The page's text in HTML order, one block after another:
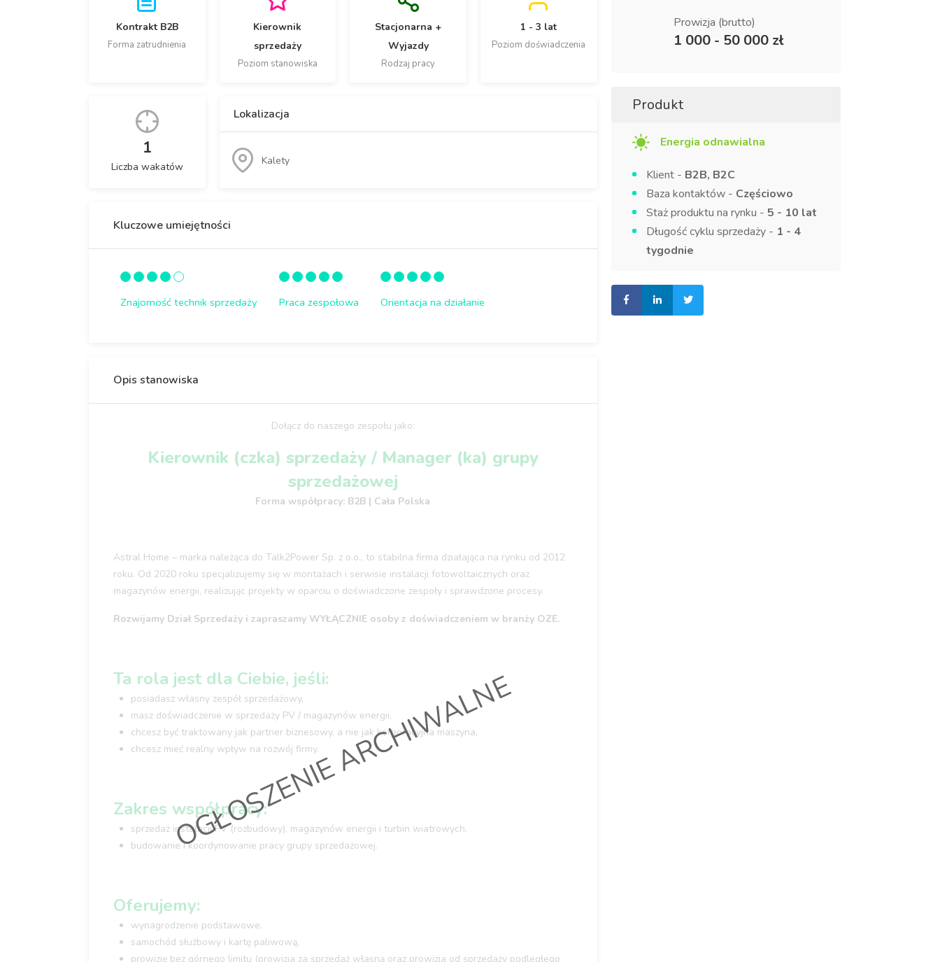
Kontrakt B2B
Forma zatrudnienia
Kierownik
sprzedaży
Poziom stanowiska
Stacjonarna +
Wyjazdy
Rodzaj pracy
1 - 3 lat
Poziom doświadczenia
1
Liczba wakatów
Lokalizacja
Kalety
Kluczowe umiejętności
Znajomość technik sprzedaży Praca zespołowa Orientacja na działanie
OGŁOSZENIE ARCHIWALNE
Opis stanowiska
Dołącz do naszego zespołu jako:
Kierownik (czka) sprzedaży / Manager (ka) grupy
sprzedażowej
Forma współpracy: B2B | Cała Polska
Astral Home – marka należąca do Talk2Power Sp. z o.o., to stabilna firma działająca na rynku od 2012
roku. Od 2020 roku specjalizujemy się w montażach i serwisie instalacji fotowoltaicznych oraz
magazynów energii, realizując projekty w oparciu o doświadczone zespoły i sprawdzone procesy.
Rozwijamy Dział Sprzedaży i zapraszamy WYŁĄCZNIE osoby z doświadczeniem w branży OZE.
Ta rola jest dla Ciebie, jeśli:
posiadasz własny zespół sprzedażowy,
masz doświadczenie w sprzedaży PV / magazynów energii,
chcesz być traktowany jak partner biznesowy, a nie jak korporacyjna maszyna,
chcesz mieć realny wpływ na rozwój firmy.
Zakres współpracy:
sprzedaż instalacji PV (rozbudowy), magazynów energii i turbin wiatrowych,
budowanie i koordynowanie pracy grupy sprzedażowej.
Oferujemy:
wynagrodzenie podstawowe,
samochód służbowy i kartę paliwową,
prowizję bez górnego limitu (prowizja za sprzedaż własną oraz prowizja od sprzedaży podległego
Prowizja (brutto)
1 000 - 50 000 zł
Produkt
Energia odnawialna
Klient - B2B, B2C
Baza kontaktów - Częściowo
Staż produktu na rynku - 5 - 10 lat
Długość cyklu sprzedaży - 1 - 4
tygodnie